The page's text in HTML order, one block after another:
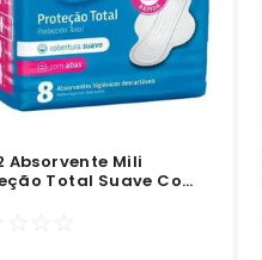
Absorvente Mili
Total Suave Com
☆ ☆ ☆